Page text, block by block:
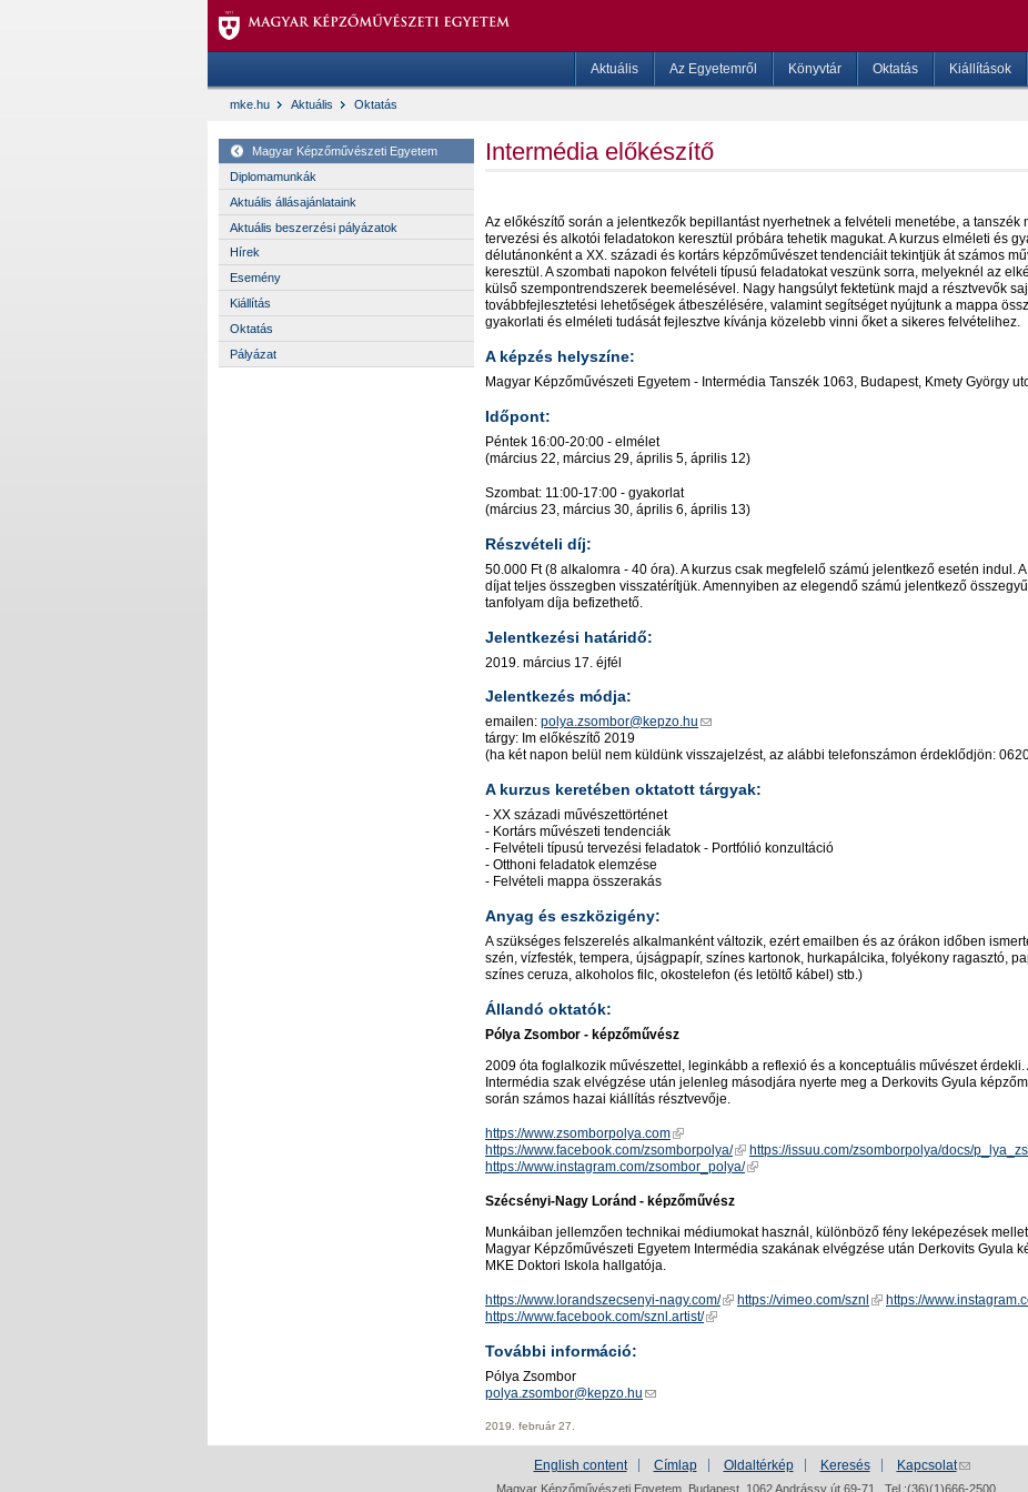
Aktuális Az Egyetemről Könyvtár Oktatás Kiállítások
mke.hu Aktuális Oktatás
Magyar Képzőművészeti Egyetem
Diplomamunkák
Aktuális állásajánlataink
Aktuális beszerzési pályázatok
Hírek
Esemény
Kiállítás
Oktatás
Pályázat
Intermédia előkészítő
Az előkészítő során a jelentkezők bepillantást nyerhetnek a felvételi menetébe, a
tervezési és alkotói feladatokon keresztül próbára tehetik magukat. A kurzus elméleti és
délutánonként a XX. századi és kortárs képzőművészet tendenciáit tekintjük át számos
keresztül. A szombati napokon felvételi típusú feladatokat veszünk sorra, melyeknél az
külső szempontrendszerek beemelésével. Nagy hangsúlyt fektetünk majd a résztvevők
továbbfejlesztetési lehetőségek átbeszélésére, valamint segítséget nyújtunk a mappa
gyakorlati és elméleti tudását fejlesztve kívánja közelebb vinni őket a sikeres felvételihez.
A képzés helyszíne:
Magyar Képzőművészeti Egyetem - Intermédia Tanszék 1063, Budapest, Kmety György
Időpont:
Péntek 16:00-20:00 - elmélet
(március 22, március 29, április 5, április 12)
Szombat: 11:00-17:00 - gyakorlat
(március 23, március 30, április 6, április 13)
Részvételi díj:
50.000 Ft (8 alkalomra - 40 óra). A kurzus csak megfelelő számú jelentkező esetén indul.
díjat teljes összegben visszatérítjük. Amennyiben az elegendő számú jelentkező
tanfolyam díja befizethető.
Jelentkezési határidő:
2019. március 17. éjfél
Jelentkezés módja:
emailen: polya.zsombor@kepzo.hu
tárgy: Im előkészítő 2019
(ha két napon belül nem küldünk visszajelzést, az alábbi telefonszámon érdeklődjön:
A kurzus keretében oktatott tárgyak:
- XX századi művészettörténet
- Kortárs művészeti tendenciák
- Felvételi típusú tervezési feladatok - Portfólió konzultáció
- Otthoni feladatok elemzése
- Felvételi mappa összerakás
Anyag és eszközigény:
A szükséges felszerelés alkalmanként változik, ezért emailben és az órákon időben
szén, vízfesték, tempera, újságpapír, színes kartonok, hurkapálcika, folyékony ragasztó,
színes ceruza, alkoholos filc, okostelefon (és letöltő kábel) stb.)
Állandó oktatók:
Pólya Zsombor - képzőművész
2009 óta foglalkozik művészettel, leginkább a reflexió és a konceptuális művészet
Intermédia szak elvégzése után jelenleg másodjára nyerte meg a Derkovits Gyula
során számos hazai kiállítás résztvevője.
https://www.zsomborpolya.com
https://www.facebook.com/zsomborpolya/
https://issuu.com/zsomborpolya/docs/
https://www.instagram.com/zsombor_polya/
Szécsényi-Nagy Loránd - képzőművész
Munkáiban jellemzően technikai médiumokat használ, különböző fény leképezések
Magyar Képzőművészeti Egyetem Intermédia szakának elvégzése után Derkovits Gyula
MKE Doktori Iskola hallgatója.
https://www.lorandszecsenyi-nagy.com/ https://vimeo.com/sznl
https://
https://www.facebook.com/sznl.artist/
További információ:
Pólya Zsombor
polya.zsombor@kepzo.hu
2019. február 27.
English content Címlap Oldaltérkép Keresés Kapcsolat
Magyar Képzőművészeti Egyetem, Budapest, 1062 Andrássy út 69-71., Tel.:(36)(1)666-2500